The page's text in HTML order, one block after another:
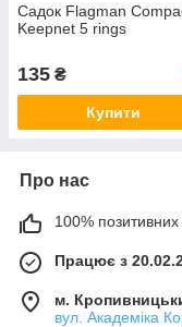
Садок Flagman
Keepnet 5 rings
135 ₴
Купити
Про нас
100% позитивних
Працює з
м.
вул. Академіка